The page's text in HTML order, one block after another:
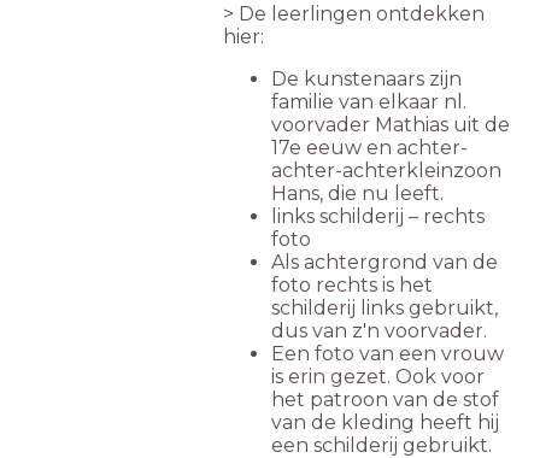
> De leerlingen ontdekken
hier:
De kunstenaars zijn
familie van elkaar nl.
voorvader Mathias uit de
17e eeuw en achter-
achter-achterkleinzoon
Hans, die nu leeft.
links schilderij – rechts
foto
Als achtergrond van de
foto rechts is het
schilderij links gebruikt,
dus van z'n voorvader.
Een foto van een vrouw
is erin gezet. Ook voor
het patroon van de stof
van de kleding heeft hij
een schilderij gebruikt.